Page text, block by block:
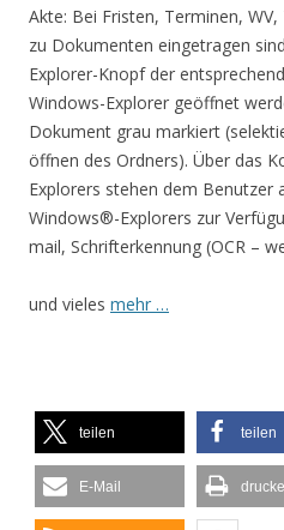
Akte: Bei Fristen, Terminen,
zu Dokumenten eingetragen
Explorer-Knopf der
Windows-Explorer geöffnet
Dokument grau markiert
öffnen des Ordners). Über das
Explorers stehen dem Benutzer
Windows®-Explorers zur
mail, Schrifterkennung (OCR –
und vieles mehr …
teilen teilen
E-Mail